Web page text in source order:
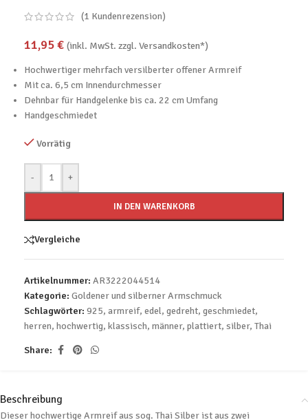
(1 Kundenrezension)
11,95€ (inkl. MwSt. zzgl. Versandkosten*)
Hochwertiger mehrfach versilberter offener Armreif
Mit ca. 6,5 cm Innendurchmesser
Dehnbar für Handgelenke bis ca. 22 cm Umfang
Handgeschmiedet
Vorrätig
- +
IN DEN WARENKORB
Vergleiche
Artikelnummer: AR3222044514
Kategorie: Goldener und silberner Armschmuck
Schlagwörter: 925, armreif, edel, gedreht, geschmiedet,
herren, hochwertig, klassisch, männer, plattiert, silber, Thai
Share:
Beschreibung
Dieser hochwertige Armreif aus sog. Thai Silber ist aus zwei